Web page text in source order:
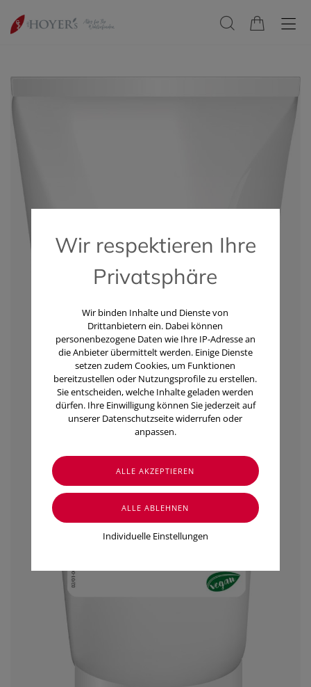
Wir respektieren Ihre
Privatsphäre
Wir binden Inhalte und Dienste von
Drittanbietern ein. Dabei können
personenbezogene Daten wie Ihre IP-Adresse an
die Anbieter übermittelt werden. Einige Dienste
setzen zudem Cookies, um Funktionen
bereitzustellen oder Nutzungsprofile zu erstellen.
Sie entscheiden, welche Inhalte geladen werden
dürfen. Ihre Einwilligung können Sie jederzeit auf
unserer Datenschutzseite widerrufen oder
anpassen.
Individuelle Einstellungen